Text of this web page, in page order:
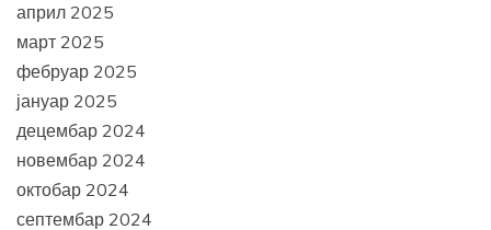
април 2025
март 2025
фебруар 2025
јануар 2025
децембар 2024
новембар 2024
октобар 2024
септембар 2024